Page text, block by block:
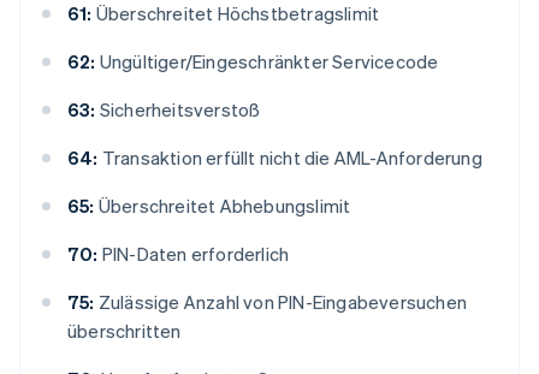
61: Überschreitet Höchstbetragslimit
62: Ungültiger/Eingeschränkter Servicecode
63: Sicherheitsverstoß
64: Transaktion erfüllt nicht die AML-Anforderung
65: Überschreitet Abhebungslimit
70: PIN-Daten erforderlich
75: Zulässige Anzahl von PIN-Eingabeversuchen
überschritten